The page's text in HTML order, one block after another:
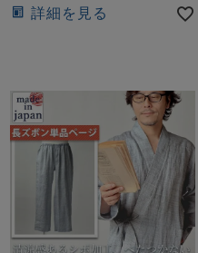
詳細を見る